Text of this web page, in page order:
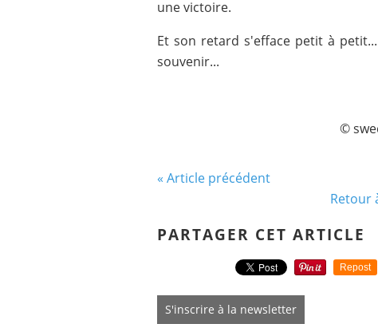
une victoire.
Et son retard s'efface petit à
souvenir...
©
« Article précédent
Retour
PARTAGER CET ARTICLE
Repost
S'inscrire à la newsletter